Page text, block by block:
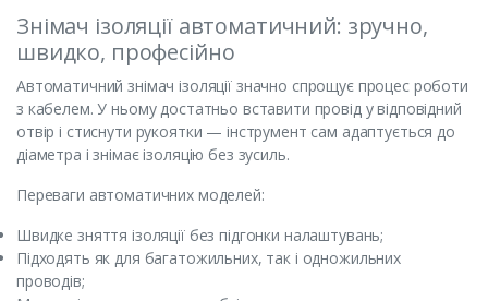
Знімач ізоляції автоматичний: зручно,
швидко, професійно
Автоматичний знімач ізоляції значно спрощує процес роботи
з кабелем. У ньому достатньо вставити провід у відповідний
отвір і стиснути рукоятки — інструмент сам адаптується до
діаметра і знімає ізоляцію без зусиль.
Переваги автоматичних моделей:
Швидке зняття ізоляції без підгонки налаштувань;
Підходять як для багатожильних, так і одножильних
проводів;